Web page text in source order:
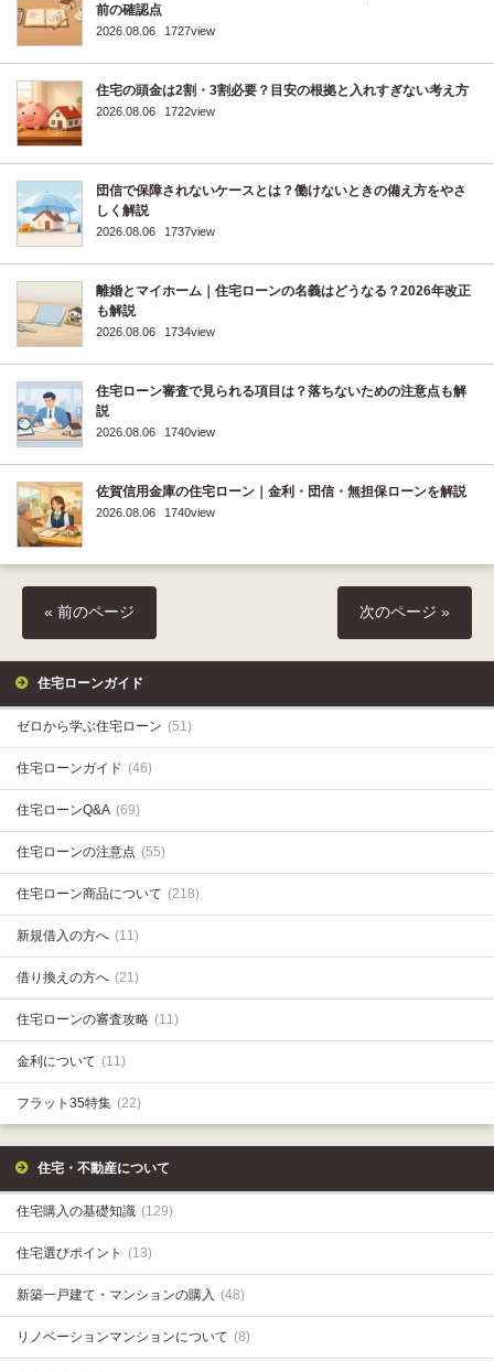
前の確認点
2026.08.06 1727view
住宅の頭金は2割・3割必要？目安の根拠と入れすぎない考え方
2026.08.06 1722view
団信で保障されないケースとは？働けないときの備え方をやさ
しく解説
2026.08.06 1737view
離婚とマイホーム｜住宅ローンの名義はどうなる？2026年改正
も解説
2026.08.06 1734view
住宅ローン審査で見られる項目は？落ちないための注意点も解
説
2026.08.06 1740view
佐賀信用金庫の住宅ローン｜金利・団信・無担保ローンを解説
2026.08.06 1740view
« 前のページ 次のページ »
住宅ローンガイド
ゼロから学ぶ住宅ローン (51)
住宅ローンガイド (46)
住宅ローンQ&A (69)
住宅ローンの注意点 (55)
住宅ローン商品について (218)
新規借入の方へ (11)
借り換えの方へ (21)
住宅ローンの審査攻略 (11)
金利について (11)
フラット35特集 (22)
住宅・不動産について
住宅購入の基礎知識 (129)
住宅選びポイント (13)
新築一戸建て・マンションの購入 (48)
リノベーションマンションについて (8)